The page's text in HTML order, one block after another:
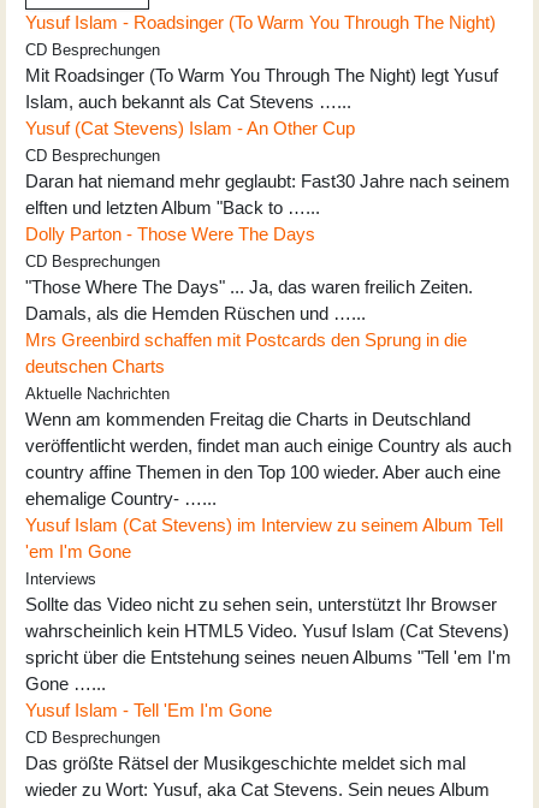
Yusuf Islam - Roadsinger (To Warm You Through The Night)
CD Besprechungen
Mit Roadsinger (To Warm You Through The Night) legt Yusuf
Islam, auch bekannt als Cat Stevens …...
Yusuf (Cat Stevens) Islam - An Other Cup
CD Besprechungen
Daran hat niemand mehr geglaubt: Fast30 Jahre nach seinem
elften und letzten Album "Back to …...
Dolly Parton - Those Were The Days
CD Besprechungen
"Those Where The Days" ... Ja, das waren freilich Zeiten.
Damals, als die Hemden Rüschen und …...
Mrs Greenbird schaffen mit Postcards den Sprung in die
deutschen Charts
Aktuelle Nachrichten
Wenn am kommenden Freitag die Charts in Deutschland
veröffentlicht werden, findet man auch einige Country als auch
country affine Themen in den Top 100 wieder. Aber auch eine
ehemalige Country- …...
Yusuf Islam (Cat Stevens) im Interview zu seinem Album Tell
'em I'm Gone
Interviews
Sollte das Video nicht zu sehen sein, unterstützt Ihr Browser
wahrscheinlich kein HTML5 Video. Yusuf Islam (Cat Stevens)
spricht über die Entstehung seines neuen Albums "Tell 'em I'm
Gone …...
Yusuf Islam - Tell 'Em I'm Gone
CD Besprechungen
Das größte Rätsel der Musikgeschichte meldet sich mal
wieder zu Wort: Yusuf, aka Cat Stevens. Sein neues Album